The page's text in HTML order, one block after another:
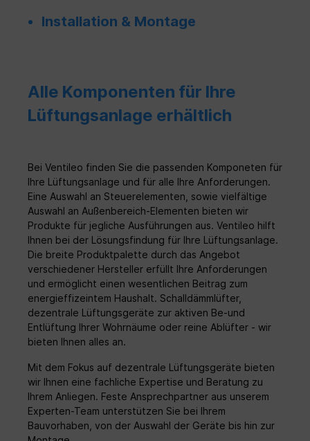
Installation & Montage
Alle Komponenten für Ihre
Lüftungsanlage erhältlich
Bei Ventileo finden Sie die passenden Komponeten für
Ihre Lüftungsanlage und für alle Ihre Anforderungen.
Eine Auswahl an Steuerelementen, sowie vielfältige
Auswahl an Außenbereich-Elementen bieten wir
Produkte für jegliche Ausführungen aus. Ventileo hilft
Ihnen bei der Lösungsfindung für Ihre Lüftungsanlage.
Die breite Produktpalette durch das Angebot
verschiedener Hersteller erfüllt Ihre Anforderungen
und ermöglicht einen wesentlichen Beitrag zum
energieffizeintem Haushalt. Schalldämmlüfter,
dezentrale Lüftungsgeräte zur aktiven Be-und
Entlüftung Ihrer Wohrnäume oder reine Ablüfter - wir
bieten Ihnen alles an.
Mit dem Fokus auf dezentrale Lüftungsgeräte bieten
wir Ihnen eine fachliche Expertise und Beratung zu
Ihrem Anliegen. Feste Ansprechpartner aus unserem
Experten-Team unterstützen Sie bei Ihrem
Bauvorhaben, von der Auswahl der Geräte bis hin zur